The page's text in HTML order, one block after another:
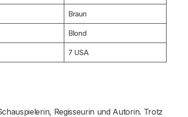
Braun
Blond
7 USA
Regisseurin und Autorin. Trotz